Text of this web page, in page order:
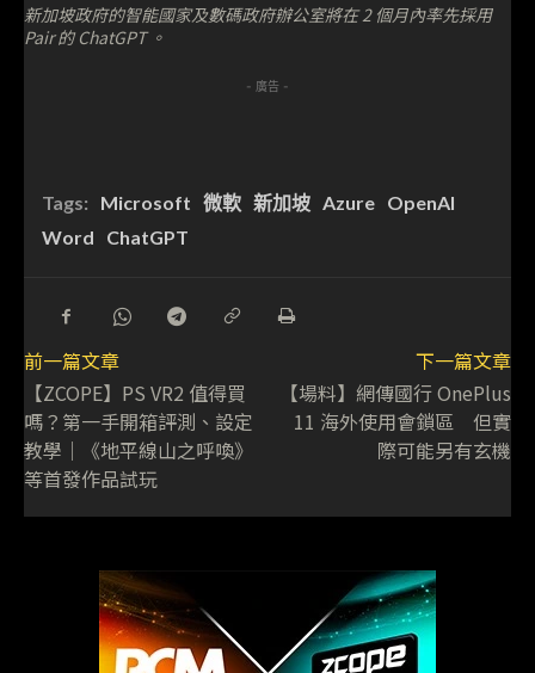
新加坡政府的智能國家及數碼政府辦公室將在 2 個月內率先採用
Pair 的 ChatGPT 。
- 廣告 -
Tags: Microsoft 微軟 新加坡 Azure OpenAI
Word
ChatGPT
前一篇文章
【ZCOPE】PS VR2 值得買
嗎？第一手開箱評測、設定
教學｜《地平線山之呼喚》
等首發作品試玩
下一篇文章
【場料】網傳國行 OnePlus
11 海外使用會鎖區 但實
際可能另有玄機